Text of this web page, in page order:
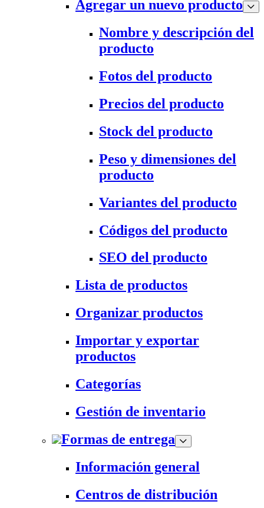
Agregar un nuevo producto
Nombre y descripción del
producto
Fotos del producto
Precios del producto
Stock del producto
Peso y dimensiones del
producto
Variantes del producto
Códigos del producto
SEO del producto
Lista de productos
Organizar productos
Importar y exportar
productos
Categorías
Gestión de inventario
Formas de entrega
Información general
Centros de distribución